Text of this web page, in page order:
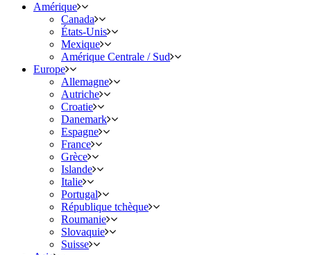
Amérique
Canada
États-Unis
Mexique
Amérique Centrale / Sud
Europe
Allemagne
Autriche
Croatie
Danemark
Espagne
France
Grèce
Islande
Italie
Portugal
République tchèque
Roumanie
Slovaquie
Suisse